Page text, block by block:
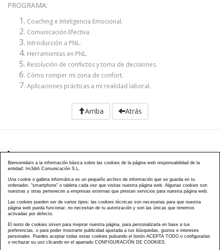
PROGRAMA:
Coaching e Inteligencia Emocional.
Comunicación Efectiva.
Introducción a PNL.
Herramientas en PNL.
Resolución de conflictos y toma de decisiones.
Cómo romper mi zona de confort.
Aplicaciones prácticas a mi realidad laboral.
Arriba Atrás
976 203 103
Calle Mayor, 40, CP 50001 - Zaragoza
cursos@famcp.org
Plan de Formación|Cursos On Line|Cursos
Presenciales
Campus|Matriculación|Aviso Legal|Política
Privacidad|Política Cookies|FAQs|Mapa Web
Bienvenida/o a la información básica sobre las cookies de la página web responsabilidad de la
entidad: Im3diA Comunicación S.L.
Una cookie o galleta informática es un pequeño archivo de información que se guarda en tu
ordenador, “smartphone” o tableta cada vez que visitas nuestra página web. Algunas cookies son
nuestras y otras pertenecen a empresas externas que prestan servicios para nuestra página web.
Las cookies pueden ser de varios tipos: las cookies técnicas son necesarias para que nuestra
página web pueda funcionar, no necesitan de tu autorización y son las únicas que tenemos
activadas por defecto.
El resto de cookies sirven para mejorar nuestra página, para personalizarla en base a tus
preferencias, o para poder mostrarte publicidad ajustada a tus búsquedas, gustos e intereses
personales. Puedes aceptar todas estas cookies pulsando el botón ACEPTA TODO o configurarlas
o rechazar su uso clicando en el apartado CONFIGURACIÓN DE COOKIES.